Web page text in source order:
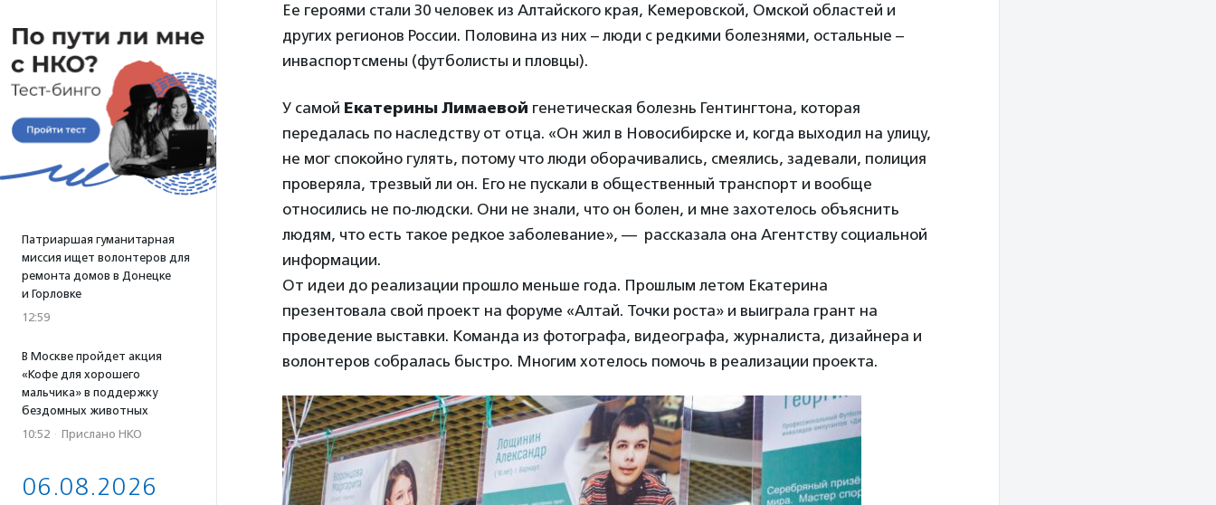
Патриаршая гуманитарная
миссия ищет волонтеров для
ремонта домов в Донецке
и Горловке
12:59
В Москве пройдет акция
«Кофе для хорошего
мальчика» в поддержку
бездомных животных
10:52 · Прислано НКО
06.08.2026
Ее героями стали 30 человек из Алтайского края, Кемеровской, Омской областей и
других регионов России. Половина из них – люди с редкими болезнями, остальные –
инваспортсмены (футболисты и пловцы).
У самой Екатерины Лимаевой генетическая болезнь Гентингтона, которая
передалась по наследству от отца. «Он жил в Новосибирске и, когда выходил на улицу,
не мог спокойно гулять, потому что люди оборачивались, смеялись, задевали, полиция
проверяла, трезвый ли он. Его не пускали в общественный транспорт и вообще
относились не по-людски. Они не знали, что он болен, и мне захотелось объяснить
людям, что есть такое редкое заболевание», — рассказала она Агентству социальной
информации.
От идеи до реализации прошло меньше года. Прошлым летом Екатерина
презентовала свой проект на форуме «Алтай. Точки роста» и выиграла грант на
проведение выставки. Команда из фотографа, видеографа, журналиста, дизайнера и
волонтеров собралась быстро. Многим хотелось помочь в реализации проекта.